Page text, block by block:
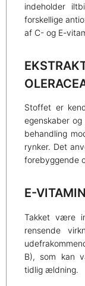
indeholder
forskellige
af C- og E-
Stoffet er
egenskaber
behandling
rynker. Det
forebyggende
E-
Takket være
rensende
B), som kan
tidlig ældning.